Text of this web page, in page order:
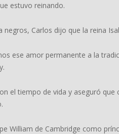
estuvo reinando.
Carlos dijo que la reina
ese amor permanente a la
el tiempo de vida y aseguró
William de Cambridge como